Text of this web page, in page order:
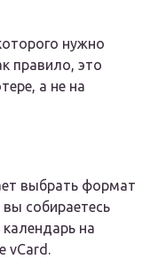
нужно
правило, это
а не на
выбрать формат
собираетесь
на
vCard.